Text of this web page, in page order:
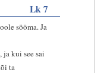
Lk 7
sööma. Ja
ja kui see sai
ta